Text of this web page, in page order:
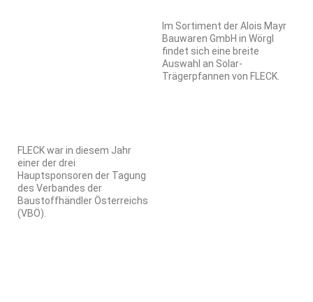
FLECK war in diesem Jahr
einer der drei
Hauptsponsoren der Tagung
des Verbandes der
Baustoffhändler Österreichs
(VBÖ).
Im Sortiment der Alois Mayr
Bauwaren GmbH in Wörgl
findet sich eine breite
Auswahl an Solar-
Trägerpfannen von FLECK.